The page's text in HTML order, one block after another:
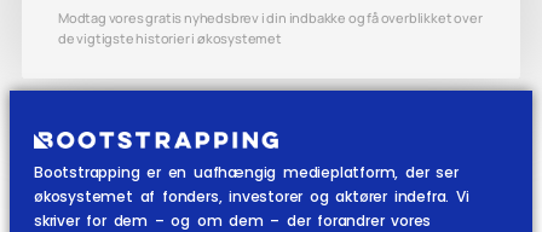
Modtag vores gratis nyhedsbrev i din indbakke og få overblikket over
de vigtigste historier i økosystemet
Bootstrapping er en uafhængig medieplatform, der ser
økosystemet af fonders, investorer og aktører indefra. Vi
skriver for dem – og om dem – der forandrer vores